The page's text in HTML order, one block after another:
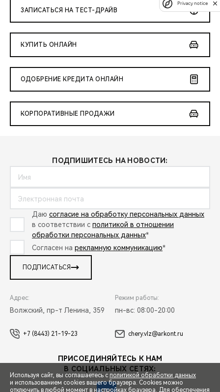
ЗАПИСАТЬСЯ НА ТЕСТ-ДРАЙВ
КУПИТЬ ОНЛАЙН
ОДОБРЕНИЕ КРЕДИТА ОНЛАЙН
КОРПОРАТИВНЫЕ ПРОДАЖИ
ПОДПИШИТЕСЬ НА НОВОСТИ:
Даю согласие на обработку персональных данных
в соответствии с политикой в отношении
обработки персональных данных*
Согласен на рекламную коммуникацию*
ПОДПИСАТЬСЯ
Адрес:
Волжский, пр-т Ленина, 359
Режим работы:
пн-вс: 08:00-20:00
+7 (8443) 21-19-23 chery.vlz@arkont.ru
ПРИСОЕДИНЯЙТЕСЬ К НАМ
В СОЦИАЛЬНЫХ СЕТЯХ:
Используя сайт, вы соглашаетесь с политикой обработки данных
и использованием cookies вашего браузера. Cookies можно
отключить в любой момент в настройках браузера. Для обеспечения
Privacy notice